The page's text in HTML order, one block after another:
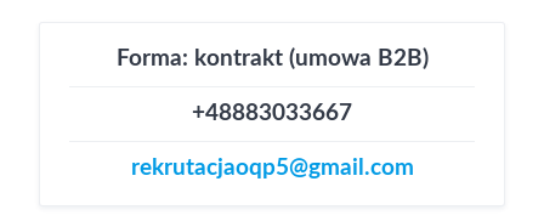
Forma: kontrakt (umowa B2B)
+48883033667
rekrutacjaoqp5@gmail.com